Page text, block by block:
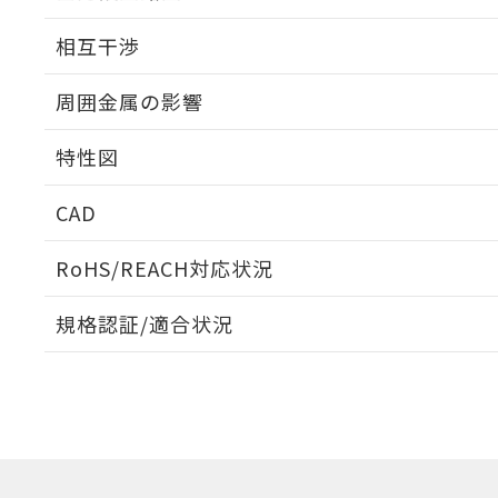
相互干渉
周囲金属の影響
特性図
CAD
RoHS/REACH対応状況
EU RoHS 注意事項・凡例
規格認証/適合状況